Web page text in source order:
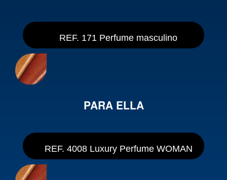
REF. 171 Perfume masculino
PARA ELLA
REF. 4008 Luxury Perfume WOMAN